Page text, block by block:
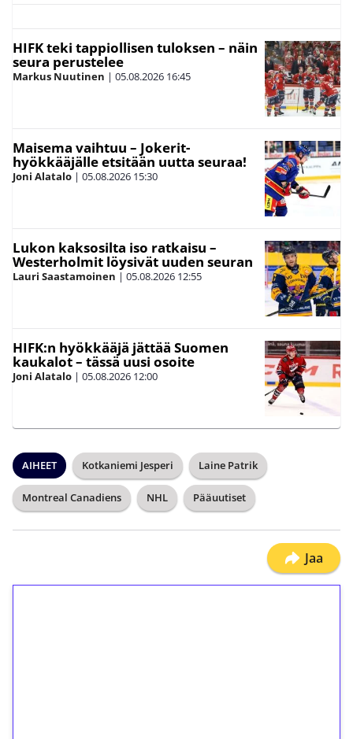
HIFK teki tappiollisen tuloksen – näin
seura perustelee
Markus Nuutinen | 05.08.2026 16:45
Maisema vaihtuu – Jokerit-
hyökkääjälle etsitään uutta seuraa!
Joni Alatalo | 05.08.2026 15:30
Lukon kaksosilta iso ratkaisu –
Westerholmit löysivät uuden seuran
Lauri Saastamoinen | 05.08.2026 12:55
HIFK:n hyökkääjä jättää Suomen
kaukalot – tässä uusi osoite
Joni Alatalo | 05.08.2026 12:00
AIHEET Kotkaniemi Jesperi Laine Patrik
Montreal Canadiens NHL Pääuutiset
Jaa